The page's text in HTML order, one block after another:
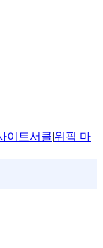
이트서클|위픽 마